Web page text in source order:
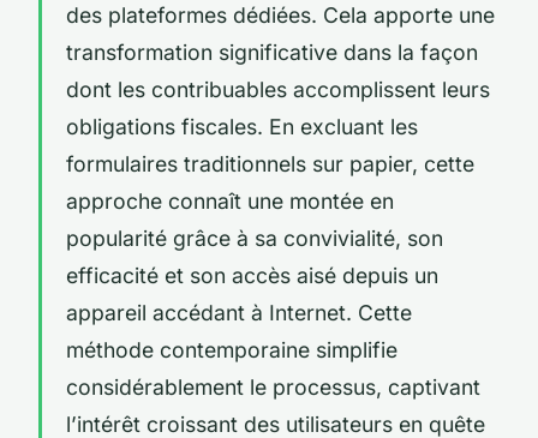
des plateformes dédiées. Cela apporte une
transformation significative dans la façon
dont les contribuables accomplissent leurs
obligations fiscales. En excluant les
formulaires traditionnels sur papier, cette
approche connaît une montée en
popularité grâce à sa convivialité, son
efficacité et son accès aisé depuis un
appareil accédant à Internet. Cette
méthode contemporaine simplifie
considérablement le processus, captivant
l’intérêt croissant des utilisateurs en quête